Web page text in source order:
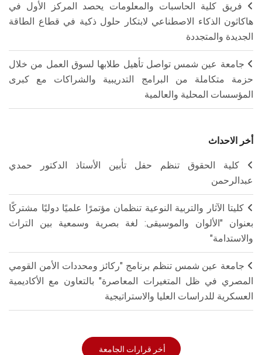
فريق كلية الحاسبات والمعلومات يحصد المركز الأول في
هاكاثون الذكاء الاصطناعي لابتكار حلول ذكية في قطاع الطاقة
الجديدة والمتجددة
جامعة عين شمس تواصل تأهيل طلابها لسوق العمل من خلال
حزمة متكاملة من البرامج التدريبية والشراكات مع كبرى
المؤسسات المحلية والعالمية
أخر الاحداث
كلية الحقوق تنظم حفل تأبين الأستاذ الدكتور حمدي
عبدالرحمن
كليتا الآثار والتربية النوعية تنظمان مؤتمرًا علميًا دوليًا مشتركًا
بعنوان "الألوان والموسيقى: لغة بصرية وسمعية بين التراث
والاستدامة"
جامعة عين شمس تنظم برنامج "ركائز ومحددات الأمن القومي
المصري في ظل المتغيرات المعاصرة" بالتعاون مع الأكاديمية
العسكرية للدراسات العليا والاستراتيجية
أخر قرارات الجامعة